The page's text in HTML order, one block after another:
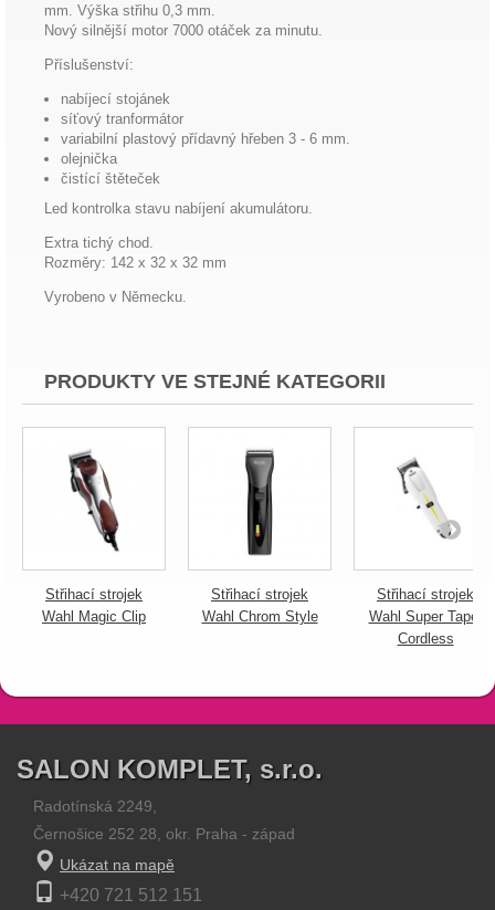
mm. Výška střihu 0,3 mm.
Nový silnější motor 7000 otáček za minutu.
Příslušenství:
nabíjecí stojánek
síťový tranformátor
variabilní plastový přídavný hřeben 3 - 6 mm.
olejnička
čistící štěteček
Led kontrolka stavu nabíjení akumulátoru.
Extra tichý chod.
Rozměry: 142 x 32 x 32 mm
Vyrobeno v Německu.
PRODUKTY VE STEJNÉ KATEGORII
Střihací strojek
Wahl Magic Clip
Střihací strojek
Wahl Chrom Style
Střihací strojek
Wahl Super Taper
Cordless
SALON KOMPLET, s.r.o.
Radotínská 2249,
Černošice 252 28, okr. Praha - západ
Ukázat na mapě
+420 721 512 151